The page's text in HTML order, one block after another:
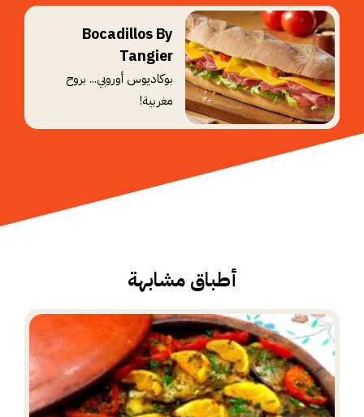
Bocadillos By
Tangier
بوكاديوس أوروبي... بروح
مغربية!
أطباق مشابهة